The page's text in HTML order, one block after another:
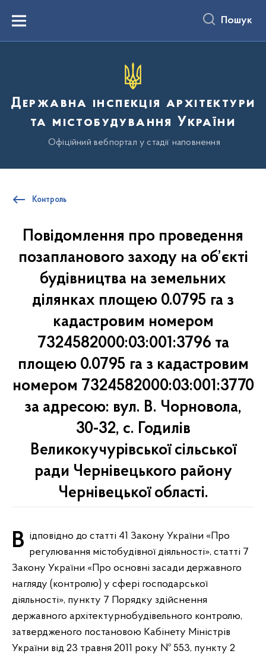
вмістуMenu Пошук
Державна інспекція архітектури
та містобудування України
Офіційний вебпортал у стадії наповнення
Контроль
Повідомлення про проведення
позапланового заходу на об’єкті
будівництва на земельних
ділянках площею 0.0795 га з
кадастровим номером
7324582000:03:001:3796 та
площею 0.0795 га з кадастровим
номером 7324582000:03:001:3770
за адресою: вул. В. Чорновола,
30-32, с. Годилів
Великокучурівської сільської
ради Чернівецького району
Чернівецької області.
Відповідно до статті 41 Закону України «Про регулювання містобудівної діяльності», статті 7
Закону України «Про основні засади державного
нагляду (контролю) у сфері господарської
діяльності», пункту 7 Порядку здійснення
державного архітектурнобудівельного контролю,
затвердженого постановою Кабінету Міністрів
України від 23 травня 2011 року № 553, пункту 2